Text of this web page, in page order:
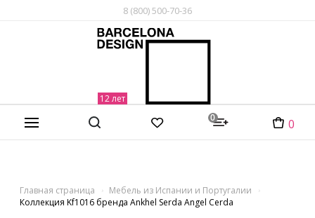
8 (800) 500-70-36
0 0
Главная страница
Мебель из Испании и Португалии
Коллекция Kf1016 бренда Ankhel Serda Angel Cerda